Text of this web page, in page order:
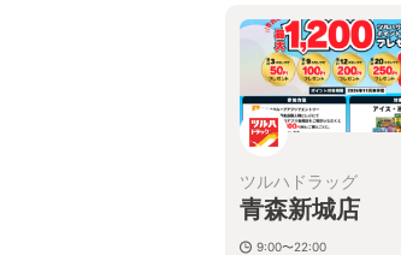
ツルハドラッグ
青森新城店
9:00〜22:00